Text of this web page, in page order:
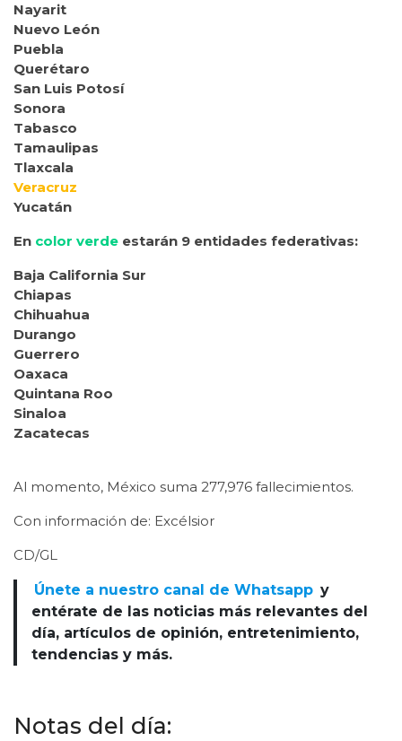
Nayarit
Nuevo León
Puebla
Querétaro
San Luis Potosí
Sonora
Tabasco
Tamaulipas
Tlaxcala
Veracruz
Yucatán
En color verde estarán 9 entidades federativas:
Baja California Sur
Chiapas
Chihuahua
Durango
Guerrero
Oaxaca
Quintana Roo
Sinaloa
Zacatecas
Al momento, México suma 277,976 fallecimientos.
Con información de: Excélsior
CD/GL
Únete a nuestro canal de Whatsapp y
entérate de las noticias más relevantes del
día, artículos de opinión, entretenimiento,
tendencias y más.
Notas del día: